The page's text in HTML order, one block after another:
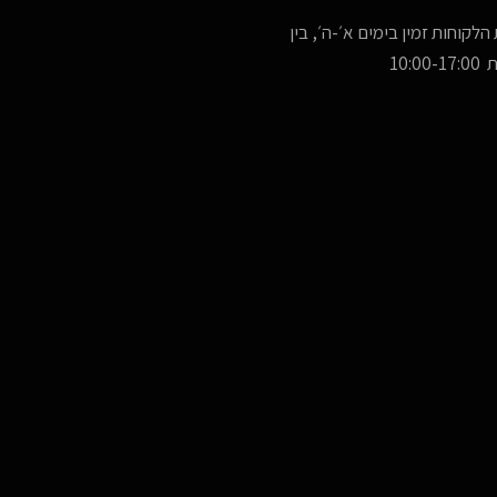
הלקוחות זמין בימים א׳-ה׳, בין